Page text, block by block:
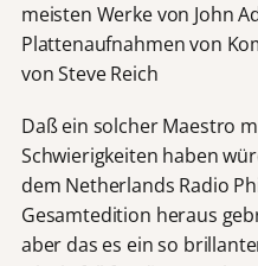
meisten Werke von John
Plattenaufnahmen von
von Steve Reich
Daß ein solcher Maestro
Schwierigkeiten haben
dem Netherlands Radio
Gesamtedition heraus
aber das es ein so